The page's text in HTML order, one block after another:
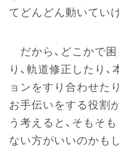
てどんどん動いてい
だから、どこかで
り、軌道修正したり
ョンをすり合わせた
お手伝いをする役割
う考えると、そもそ
ない方がいいのかもし